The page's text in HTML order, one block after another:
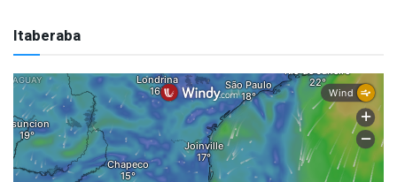
Itaberaba